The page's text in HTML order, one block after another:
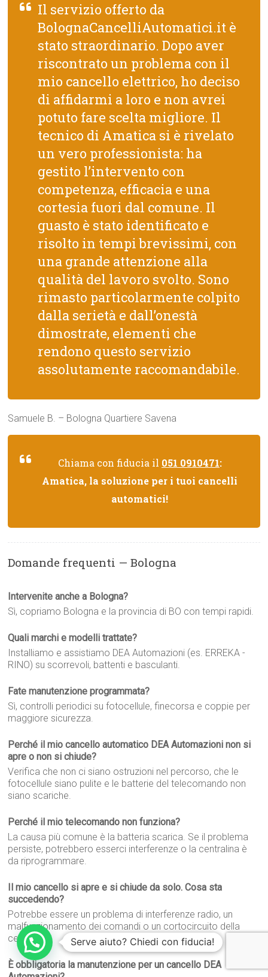
Il servizio offerto da
BolognaCancelliAutomatici.it è
stato straordinario. Dopo aver
riscontrato un problema con il
mio cancello elettrico, ho deciso
di affidarmi a loro e non avrei
potuto fare scelta migliore. Il
tecnico di Amatica si è rivelato
un vero professionista: ha
gestito l’intervento con
competenza, efficacia e una
cortesia fuori dal comune. Il
guasto è stato identificato e
risolto in tempi brevissimi, con
una grande attenzione alla
qualità del lavoro svolto. Sono
rimasto particolarmente colpito
dalla serietà e dall’onestà
dimostrate, elementi che
rendono questo servizio
assolutamente raccomandabile.
Samuele B. – Bologna Quartiere Savena
Chiama con fiducia il 051 0910471:
Amatica, la soluzione per i tuoi cancelli
automatici!
Domande frequenti — Bologna
Intervenite anche a Bologna?
Sì, copriamo Bologna e la provincia di BO con tempi rapidi.
Quali marchi e modelli trattate?
Installiamo e assistiamo DEA Automazioni (es. ERREKA -
RINO) su scorrevoli, battenti e basculanti.
Fate manutenzione programmata?
Sì, controlli periodici su fotocellule, finecorsa e coppie per
maggiore sicurezza.
Perché il mio cancello automatico DEA Automazioni non si
apre o non si chiude?
Verifica che non ci siano ostruzioni nel percorso, che le
fotocellule siano pulite e le batterie del telecomando non
siano scariche.
Perché il mio telecomando non funziona?
La causa più comune è la batteria scarica. Se il problema
persiste, potrebbero esserci interferenze o la centralina è
da riprogrammare.
Il mio cancello si apre e si chiude da solo. Cosa sta
succedendo?
Potrebbe essere un problema di interferenze radio, un
malfunzionamento dei comandi o un cortocircuito della
centralina.
È obbligatoria la manutenzione per un cancello DEA
Serve aiuto? Chiedi con fiducia!